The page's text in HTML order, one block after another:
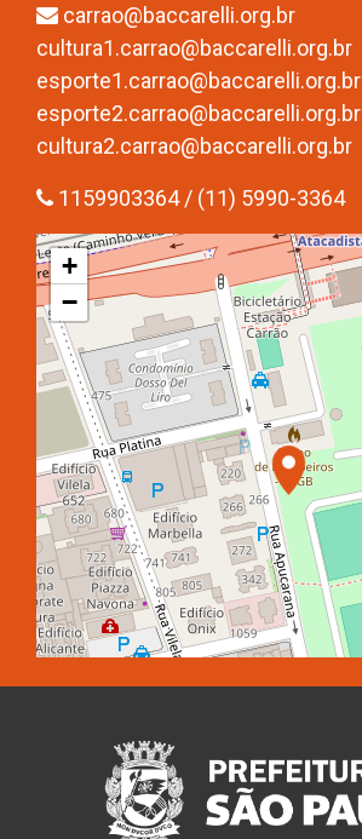
carrao@baccarelli.org.br
cultura1.carrao@baccarelli.org.br
esporte1.carrao@baccarelli.org.br
esporte2.carrao@baccarelli.org.br
cultura2.carrao@baccarelli.org.br
1159903364 / (11) 5990-3364
+
−